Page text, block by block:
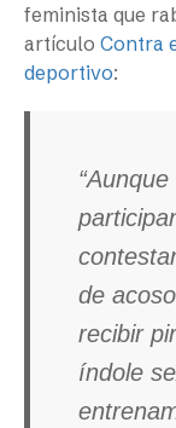
feminista que
artículo Contra
deportivo:
de
recibir
índole